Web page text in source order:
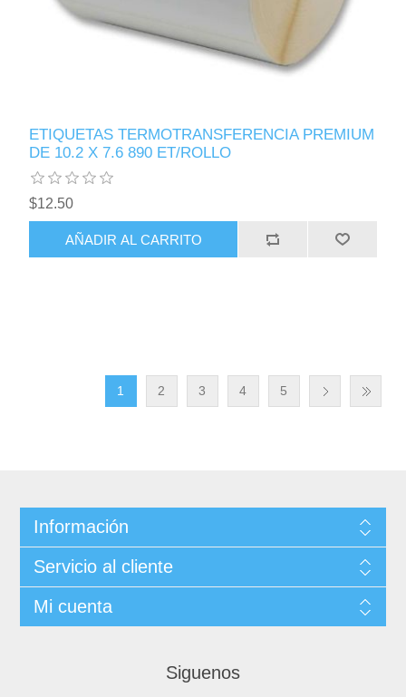
ETIQUETAS TERMOTRANSFERENCIA PREMIUM
DE 10.2 X 7.6 890 ET/ROLLO
$12.50
AÑADIR AL CARRITO
1 2 3 4 5
Información
Servicio al cliente
Mi cuenta
Siguenos